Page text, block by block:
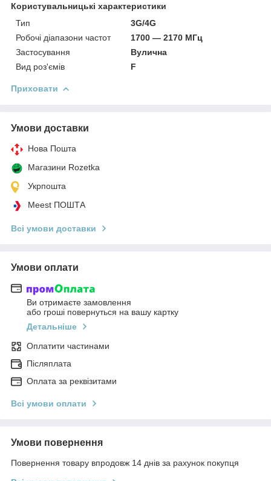
Користувальницькі характеристики
Тип
3G/4G
Робочі діапазони частот
1700 — 2170 МГц
Застосування
Вулична
Вид роз'ємів
F
Приховати
Умови доставки
Нова Пошта
Магазини Rozetka
Укрпошта
Meest ПОШТА
Всі умови доставки
Умови оплати
Ви отримаєте замовлення
або гроші повернуться на вашу картку
Детальніше
Оплатити частинами
Післяплата
Оплата за реквізитами
Всі умови оплати
Умови повернення
Повернення товару впродовж 14 днів за рахунок покупця